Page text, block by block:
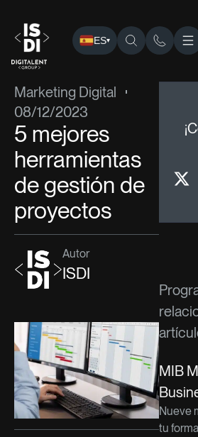
ES▾
ISDI› ›Marketing Digital› 5
Marketing Digital
08/12/2023
5 mejores
herramientas
de gestión de
proyectos
Autor
ISDI
MIB
Nueve
tu